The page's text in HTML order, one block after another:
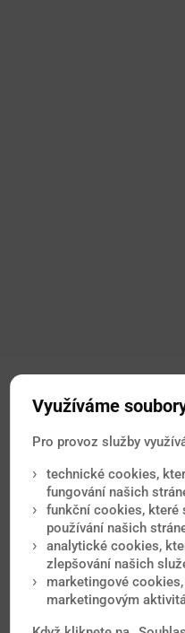
Využíváme
Pro provoz služby
technické cookies,
fungování našich
funkční cookies, které
používání našich
analytické cookies,
zlepšování našich
marketingové
marketingovým